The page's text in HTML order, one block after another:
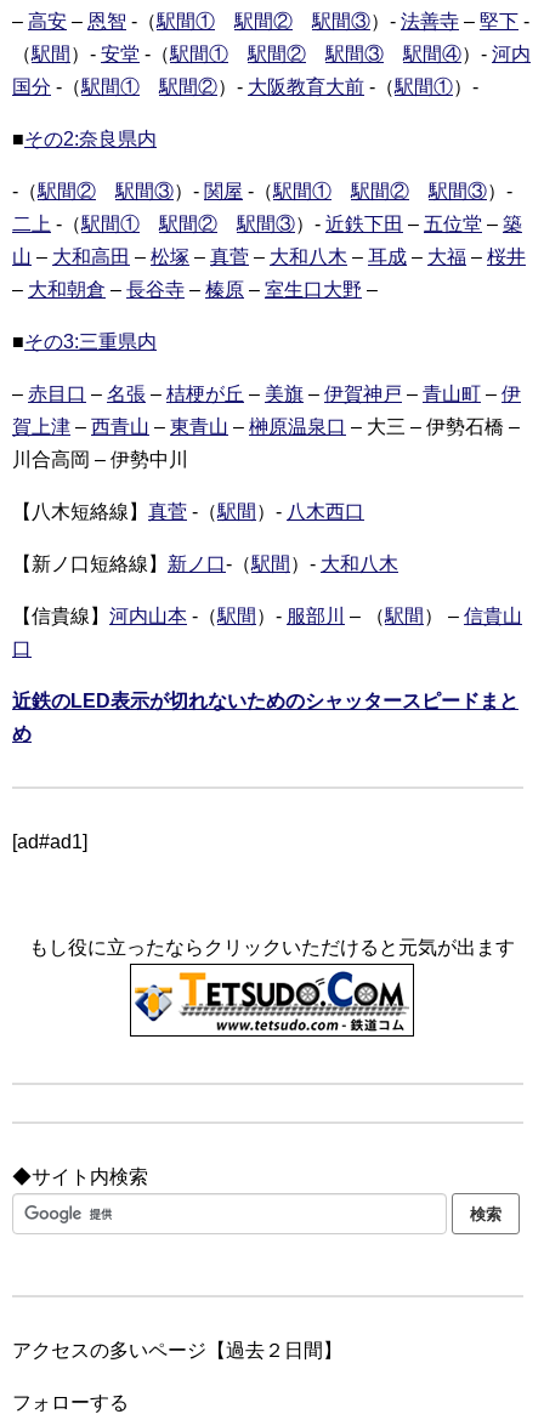
– 高安 – 恩智 -（駅間① 駅間② 駅間③）- 法善寺 – 堅下 -
（駅間 ）- 安堂 -（駅間① 駅間② 駅間③ 駅間④）- 河内
国分 -（駅間① 駅間②）- 大阪教育大前 -（駅間①）-
■その2:奈良県内
-（駅間② 駅間③）- 関屋 -（駅間① 駅間② 駅間③）-
二上 -（駅間① 駅間② 駅間③）- 近鉄下田 – 五位堂 – 築
山 – 大和高田 – 松塚 – 真菅 – 大和八木 – 耳成 – 大福 – 桜井
– 大和朝倉 – 長谷寺 – 榛原 – 室生口大野 –
■その3:三重県内
– 赤目口 – 名張 – 桔梗が丘 – 美旗 – 伊賀神戸 – 青山町 – 伊
賀上津 – 西青山 – 東青山 – 榊原温泉口 – 大三 – 伊勢石橋 –
川合高岡 – 伊勢中川
【八木短絡線】 真菅 -（駅間 ）- 八木西口
【新ノ口短絡線】 新ノ口-（駅間 ）- 大和八木
【信貴線】 河内山本 -（駅間 ）- 服部川 – （駅間 ） – 信貴山
口
近鉄のLED表示が切れないためのシャッタースピードまと
め
[ad#ad1]
もし役に立ったならクリックいただけると元気が出ます
◆サイト内検索
アクセスの多いページ【過去２日間】
フォローする